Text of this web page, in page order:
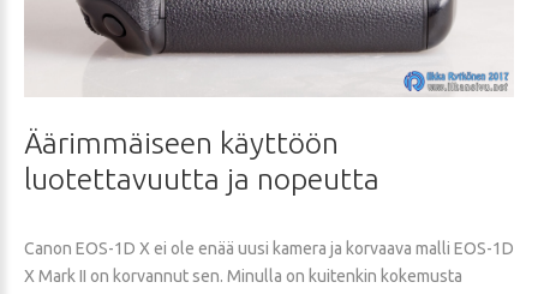
Äärimmäiseen käyttöön
luotettavuutta ja nopeutta
Canon EOS-1D X ei ole enää uusi kamera ja korvaava malli EOS-1D
X Mark II on korvannut sen. Minulla on kuitenkin kokemusta